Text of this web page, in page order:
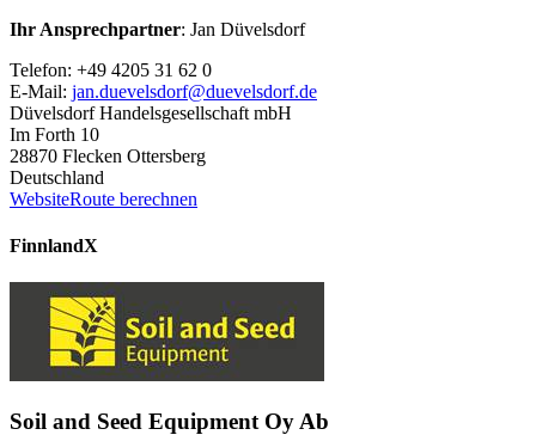
Ihr Ansprechpartner: Jan Düvelsdorf
Telefon: +49 4205 31 62 0
E-Mail: jan.duevelsdorf@duevelsdorf.de
Düvelsdorf Handelsgesellschaft mbH
Im Forth 10
28870 Flecken Ottersberg
Deutschland
WebsiteRoute berechnen
FinnlandX
Soil and Seed Equipment Oy Ab